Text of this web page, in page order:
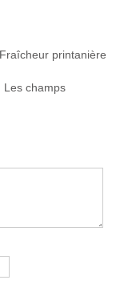
printanière
Les champs